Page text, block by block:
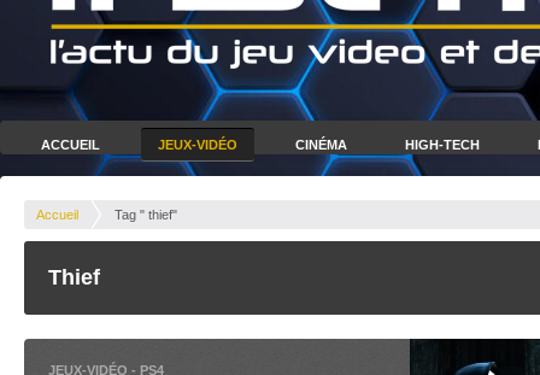
ACCUEIL JEUX-VIDÉO CINÉMA HIGH-TECH
Accueil Tag " thief"
Thief
JEUX-VIDÉO - PS4